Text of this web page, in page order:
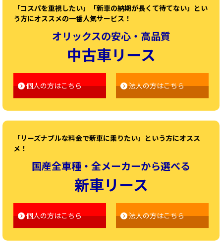
「コスパを重視したい」「新車の納期が長くて待てない」とい
う方にオススメの一番人気サービス！
オリックスの安心・高品質
中古車リース
個人の方はこちら 法人の方はこちら
「リーズナブルな料金で新車に乗りたい」という方にオスス
メ！
国産全車種・全メーカーから選べる
新車リース
個人の方はこちら 法人の方はこちら